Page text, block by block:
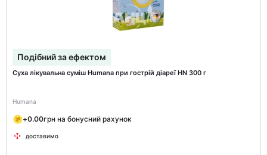
Подібний за ефектом
Суха лікувальна суміш Humana при гострій діареї HN 300 г
Humana
+0.00грн на бонусний рахунок
доставимо